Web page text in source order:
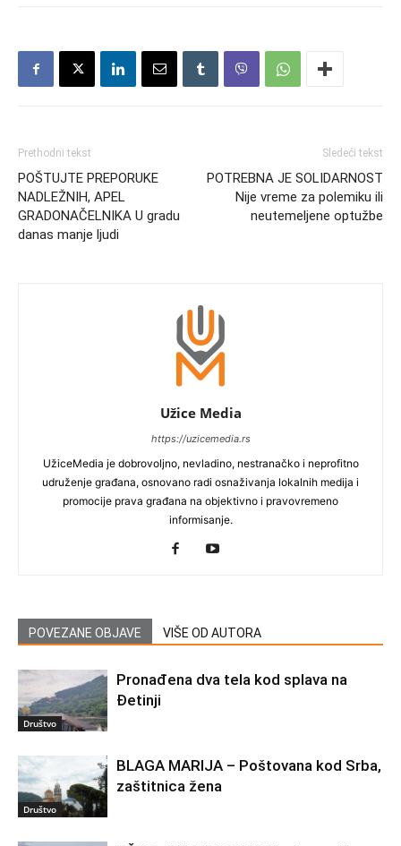
Prethodni tekst
POŠTUJTE PREPORUKE
NADLEŽNIH, APEL
GRADONAČELNIKA U gradu
danas manje ljudi
Sledeći tekst
POTREBNA JE SOLIDARNOST
Nije vreme za polemiku ili
neutemeljene optužbe
Užice Media
https://uzicemedia.rs
UžiceMedia je dobrovoljno, nevladino, nestranačko i neprofitno
udruženje građana, osnovano radi osnaživanja lokalnih medija i
promocije prava građana na objektivno i pravovremeno
informisanje.
POVEZANE OBJAVE VIŠE OD AUTORA
Društvo
Pronađena dva tela kod splava na
Đetinji
Društvo
BLAGA MARIJA – Poštovana kod Srba,
zaštitnica žena